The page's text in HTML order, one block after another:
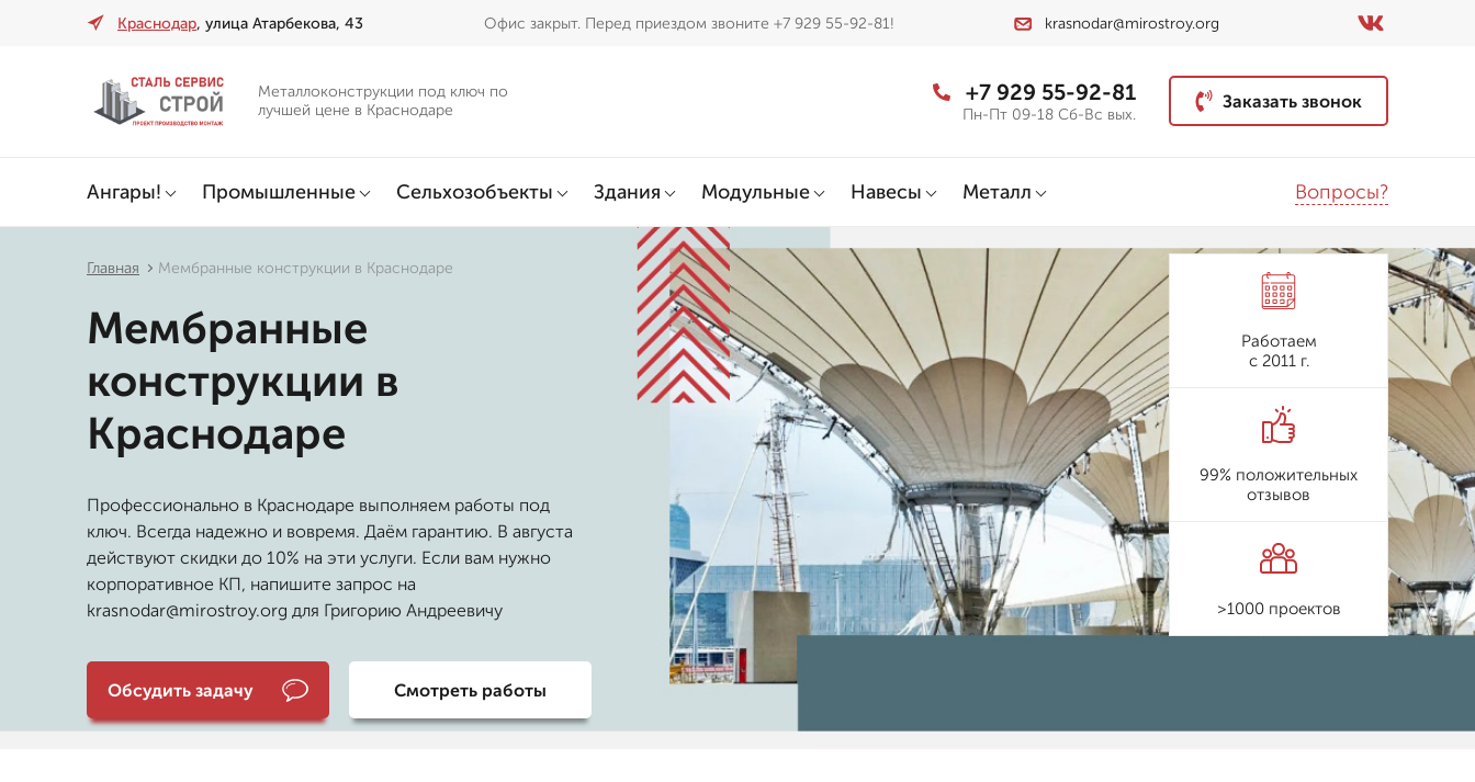
Краснодар, улица Атарбекова, 43 Офис закрыт. Перед приездом звоните +7 929 55-92-81! krasnodar@mirostroy.org
Металлоконструкции под ключ по
лучшей цене в Краснодаре
+7 929 55-92-81
Пн-Пт 09-18 Сб-Вс вых.
Заказать звонок
Ангары! Промышленные Сельхозобъекты Здания Модульные Навесы Металл Вопросы?
Главная Мембранные конструкции в Краснодаре
Мембранные
конструкции в
Краснодаре
Профессионально в Краснодаре выполняем работы под
ключ. Всегда надежно и вовремя. Даём гарантию. В августа
действуют скидки до 10% на эти услуги. Если вам нужно
корпоративное КП, напишите запрос на
krasnodar@mirostroy.org для Григорию Андреевичу
Обсудить задачу Смотреть работы
Работаем
с 2011 г.
99% положительных
отзывов
>1000 проектов